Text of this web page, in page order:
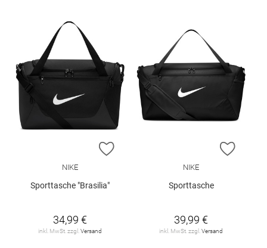
ZUR WUNSCHLISTE HINZUFÜGEN
NIKE
Sporttasche "Brasilia"
34,99 €
inkl. MwSt. zzgl. Versand
ZUR
NIKE
Sporttasche
39,99 €
inkl. MwSt. zzgl. Versand